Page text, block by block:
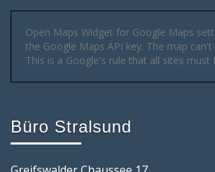
Open Maps Widget for Google Maps
the Google Maps API key. The map
This is a Google's rule that all sites must
Büro Stralsund